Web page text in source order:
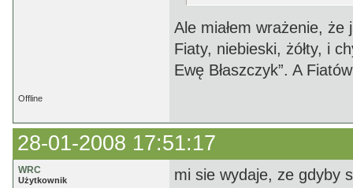
Ale miałem wrażenie,
Fiaty, niebieski, żółty, i
Ewę Błaszczyk”. A
Offline
28-01-2008 17:51:17
WRC
Użytkownik
mi sie wydaje, ze gdyby